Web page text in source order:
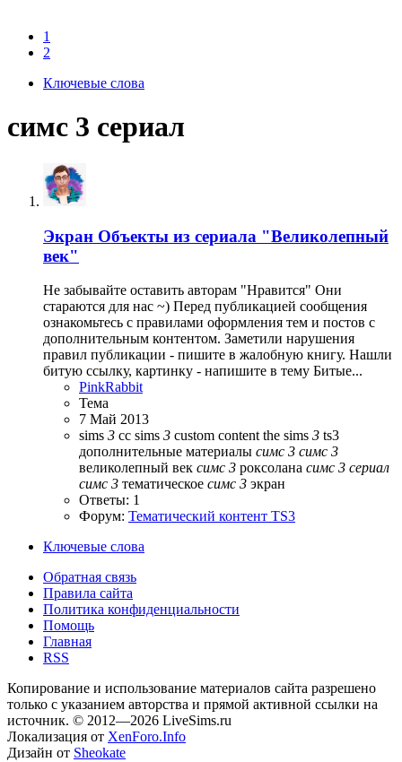
1
2
Ключевые слова
симс 3 сериал
Экран Объекты из сериала "Великолепный
век"
Не забывайте оставить авторам "Нравится" Они
стараются для нас ~) Перед публикацией сообщения
ознакомьтесь с правилами оформления тем и постов с
дополнительным контентом. Заметили нарушения
правил публикации - пишите в жалобную книгу. Нашли
битую ссылку, картинку - напишите в тему Битые...
PinkRabbit
Тема
7 Май 2013
sims 3 cc sims 3 custom content the sims 3 ts3
дополнительные материалы симс 3 симс 3
великолепный век симс 3 роксолана симс 3 сериал
симс 3 тематическое симс 3 экран
Ответы: 1
Форум: Тематический контент TS3
Ключевые слова
Обратная связь
Правила сайта
Политика конфиденциальности
Помощь
Главная
RSS
Копирование и использование материалов сайта разрешено
только с указанием авторства и прямой активной ссылки на
источник. © 2012—2026 LiveSims.ru
Локализация от XenForo.Info
Дизайн от Sheokate